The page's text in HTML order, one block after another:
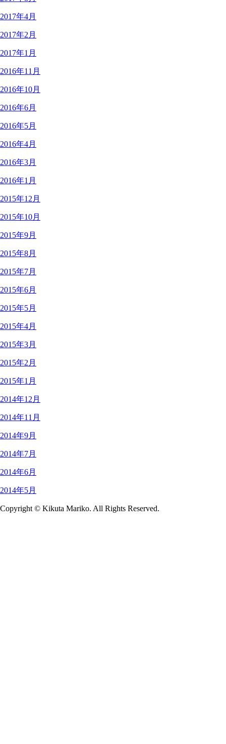
2017年4月
2017年2月
2017年1月
2016年11月
2016年10月
2016年6月
2016年5月
2016年4月
2016年3月
2016年1月
2015年12月
2015年10月
2015年9月
2015年8月
2015年7月
2015年6月
2015年5月
2015年4月
2015年3月
2015年2月
2015年1月
2014年12月
2014年11月
2014年9月
2014年7月
2014年6月
2014年5月
Copyright © Kikuta Mariko. All Rights Reserved.